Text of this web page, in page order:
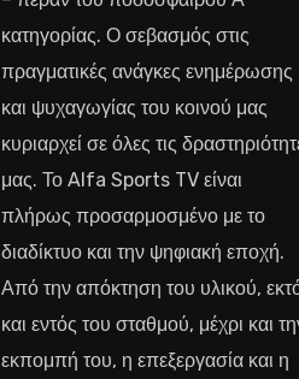
κατηγορίας. Ο σεβασμός στις
πραγματικές ανάγκες ενημέρωσης
και ψυχαγωγίας του κοινού μας
κυριαρχεί σε όλες τις
μας. Το Alfa Sports TV είναι
πλήρως προσαρμοσμένο με το
διαδίκτυο και την ψηφιακή εποχή.
Από την απόκτηση του υλικού,
και εντός του σταθμού, μέχρι και
εκπομπή του, η επεξεργασία και η